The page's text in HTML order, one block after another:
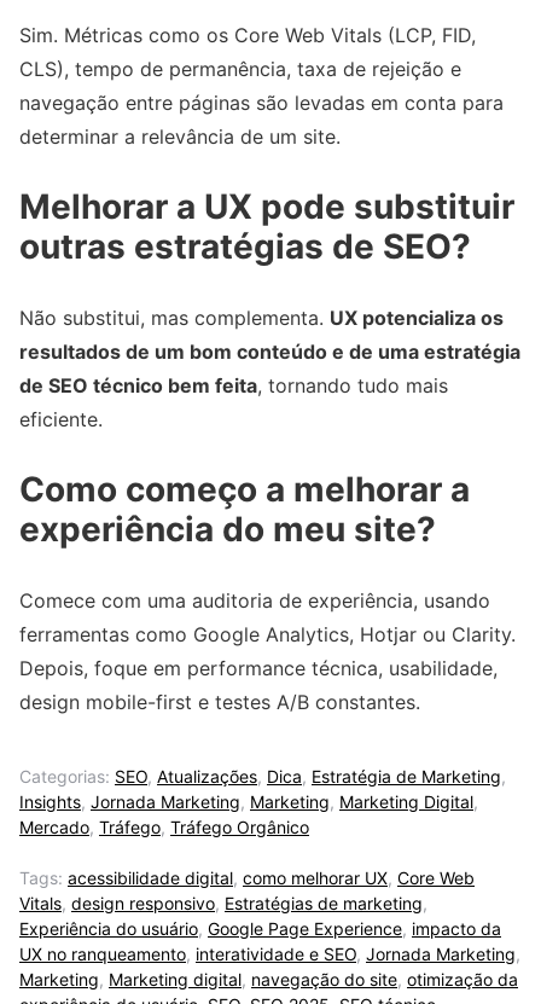
Sim. Métricas como os Core Web Vitals (LCP, FID,
CLS), tempo de permanência, taxa de rejeição e
navegação entre páginas são levadas em conta para
determinar a relevância de um site.
Melhorar a UX pode substituir
outras estratégias de SEO?
Não substitui, mas complementa. UX potencializa os
resultados de um bom conteúdo e de uma estratégia
de SEO técnico bem feita, tornando tudo mais
eficiente.
Como começo a melhorar a
experiência do meu site?
Comece com uma auditoria de experiência, usando
ferramentas como Google Analytics, Hotjar ou Clarity.
Depois, foque em performance técnica, usabilidade,
design mobile-first e testes A/B constantes.
Categorias: SEO, Atualizações, Dica, Estratégia de Marketing,
Insights, Jornada Marketing, Marketing, Marketing Digital,
Mercado, Tráfego, Tráfego Orgânico
Tags: acessibilidade digital, como melhorar UX, Core Web
Vitals, design responsivo, Estratégias de marketing,
Experiência do usuário, Google Page Experience, impacto da
UX no ranqueamento, interatividade e SEO, Jornada Marketing,
Marketing, Marketing digital, navegação do site, otimização da